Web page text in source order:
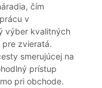
čím
v
výber kvalitných
zvieratá.
smerujúcej na
prístup
pri obchode.